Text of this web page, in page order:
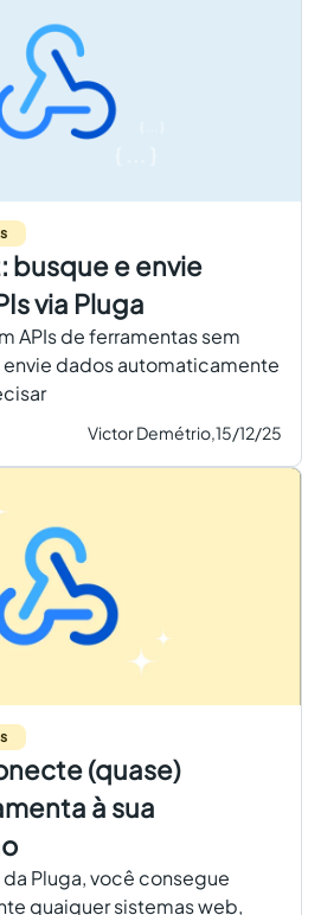
busque e envie
via Pluga
APIs de ferramentas sem
dados automaticamente
Victor Demétrio,15/12/25
(quase)
à sua
Pluga, você consegue
quaiquer sistemas web,